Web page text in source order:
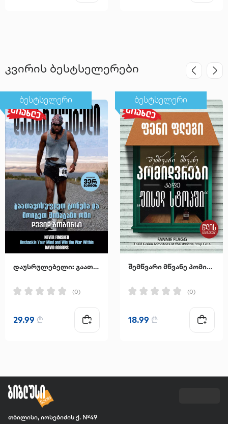
კვირის ბესტსელერები
ბესტსელერი
დაუსრულებელი: გაათავისუფლეთ გონება და მოიგეთ შინაგანი ომი
(0)
29.99 ₾
ბესტსელერი
შემწვარი მწვანე პომიდვრები კაფე "უისელ სტოპში"
(0)
18.99 ₾
თბილისი, იოსებიძის ქ. №49